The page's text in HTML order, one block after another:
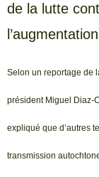
de la lutte
Selon un reportage de
président Miguel Diaz-
expliqué que d’autres
transmission